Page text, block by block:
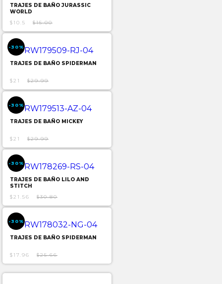
TRAJES DE BAÑO JURASSIC
WORLD
$10.5
$15.00
-30%
TRAJES DE BAÑO SPIDERMAN
$21 $29.99
-30%
TRAJES DE BAÑO MICKEY
$21 $29.99
-30%
TRAJES DE BAÑO LILO AND
STITCH
$21.56
$30.80
-30%
TRAJES DE BAÑO SPIDERMAN
$17.96 $25.66